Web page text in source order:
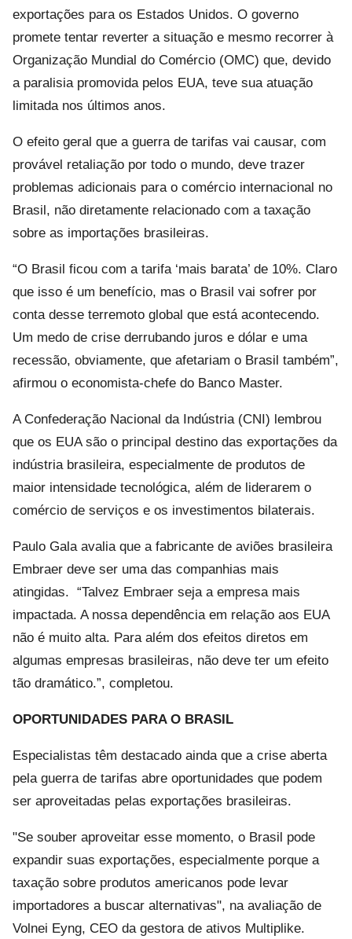
exportações para os Estados Unidos. O governo
promete tentar reverter a situação e mesmo recorrer à
Organização Mundial do Comércio (OMC) que, devido
a paralisia promovida pelos EUA, teve sua atuação
limitada nos últimos anos.
O efeito geral que a guerra de tarifas vai causar, com
provável retaliação por todo o mundo, deve trazer
problemas adicionais para o comércio internacional no
Brasil, não diretamente relacionado com a taxação
sobre as importações brasileiras.
“O Brasil ficou com a tarifa ‘mais barata’ de 10%. Claro
que isso é um benefício, mas o Brasil vai sofrer por
conta desse terremoto global que está acontecendo.
Um medo de crise derrubando juros e dólar e uma
recessão, obviamente, que afetariam o Brasil também”,
afirmou o economista-chefe do Banco Master.
A Confederação Nacional da Indústria (CNI) lembrou
que os EUA são o principal destino das exportações da
indústria brasileira, especialmente de produtos de
maior intensidade tecnológica, além de liderarem o
comércio de serviços e os investimentos bilaterais.
Paulo Gala avalia que a fabricante de aviões brasileira
Embraer deve ser uma das companhias mais
atingidas. “Talvez Embraer seja a empresa mais
impactada. A nossa dependência em relação aos EUA
não é muito alta. Para além dos efeitos diretos em
algumas empresas brasileiras, não deve ter um efeito
tão dramático.”, completou.
OPORTUNIDADES PARA O BRASIL
Especialistas têm destacado ainda que a crise aberta
pela guerra de tarifas abre oportunidades que podem
ser aproveitadas pelas exportações brasileiras.
"Se souber aproveitar esse momento, o Brasil pode
expandir suas exportações, especialmente porque a
taxação sobre produtos americanos pode levar
importadores a buscar alternativas", na avaliação de
Volnei Eyng, CEO da gestora de ativos Multiplike.